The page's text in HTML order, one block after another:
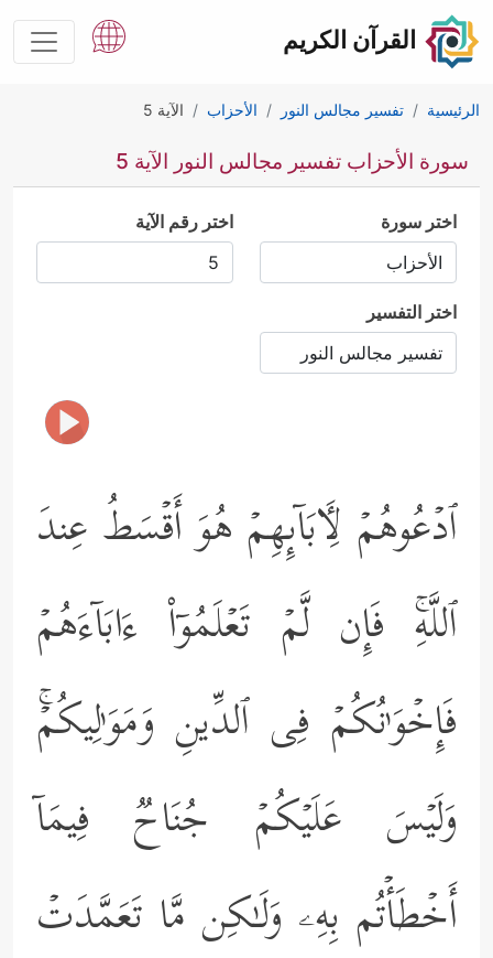
القرآن الكريم
الرئيسية تفسير مجالس النور الأحزاب الآية 5
سورة الأحزاب تفسير مجالس النور الآية 5
اختر سورة اختر رقم الآية
اختر التفسير
ٱدۡعُوهُمۡ لِـَٔابَاۤىِٕهِمۡ هُوَ أَقۡسَطُ عِندَ
ٱللَّهِۚ فَإِن لَّمۡ تَعۡلَمُوۤاْ ءَابَاۤءَهُمۡ
فَإِخۡوَ ٰ⁠نُكُمۡ فِی ٱلدِّینِ وَمَوَ ٰ⁠لِیكُمۡۚ
وَلَیۡسَ عَلَیۡكُمۡ جُنَاحࣱ فِیمَاۤ
أَخۡطَأۡتُم بِهِۦ وَلَـٰكِن مَّا تَعَمَّدَتۡ